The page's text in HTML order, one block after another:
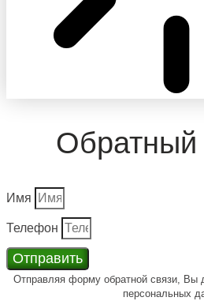
Обратный
Имя
Телефон
Отправить
Отправляя форму обратной связи, Вы
персональных